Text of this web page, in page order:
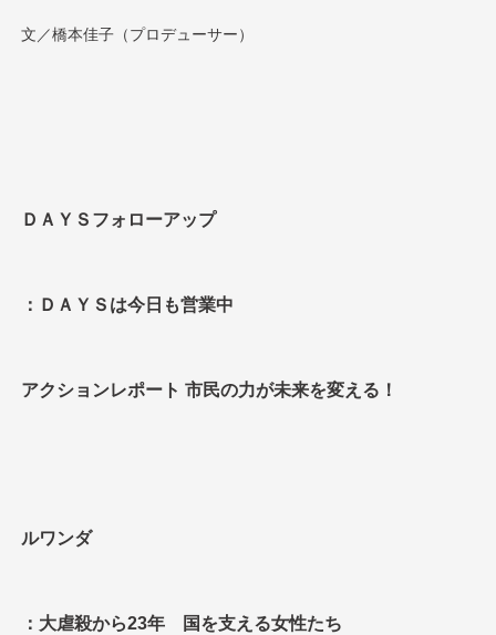
文／橋本佳子（プロデューサー）
ＤＡＹＳフォローアップ
：ＤＡＹＳは今日も営業中
アクションレポート 市民の力が未来を変える！
ルワンダ
：大虐殺から23年 国を支える女性たち